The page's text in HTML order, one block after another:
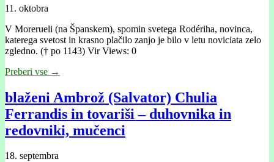
11. oktobra
V Morerueli (na Španskem), spomin svetega Rodériha, novinca,
katerega svetost in krasno plačilo zanjo je bilo v letu noviciata zelo
zgledno. († po 1143) Vir Views: 0
Preberi vse →
blaženi Ambrož (Salvator) Chulia
Ferrandis in tovariši – duhovnika in
redovniki, mučenci
18. septembra